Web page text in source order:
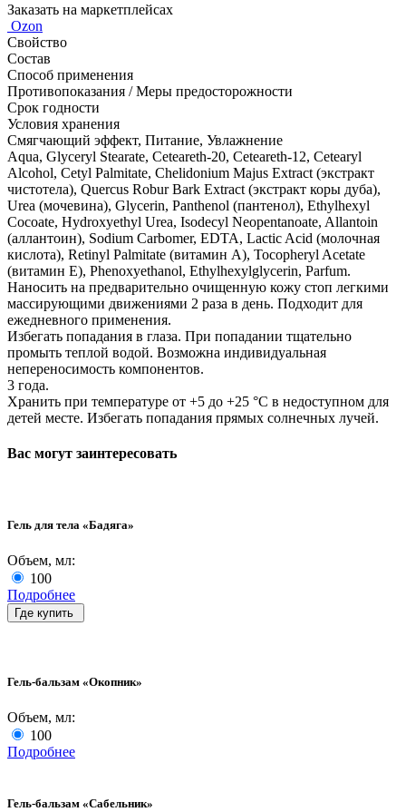
Заказать на маркетплейсах
Ozon
Свойство
Состав
Способ применения
Противопоказания / Меры предосторожности
Срок годности
Условия хранения
Смягчающий эффект, Питание, Увлажнение
Aqua, Glyceryl Stearate, Ceteareth-20, Ceteareth-12, Cetearyl
Alcohol, Cetyl Palmitate, Chelidonium Majus Extract (экстракт
чистотела), Quercus Robur Bark Extract (экстракт коры дуба),
Urea (мочевина), Glycerin, Panthenol (пантенол), Ethylhexyl
Cocoate, Hydroxyethyl Urea, Isodecyl Neopentanoate, Allantoin
(аллантоин), Sodium Carbomer, EDTA, Lactic Acid (молочная
кислота), Retinyl Palmitate (витамин А), Tocopheryl Acetate
(витамин Е), Phenoxyethanol, Ethylhexylglycerin, Parfum.
Наносить на предварительно очищенную кожу стоп легкими
массирующими движениями 2 раза в день. Подходит для
ежедневного применения.
Избегать попадания в глаза. При попадании тщательно
промыть теплой водой. Возможна индивидуальная
непереносимость компонентов.
3 года.
Хранить при температуре от +5 до +25 °C в недоступном для
детей месте. Избегать попадания прямых солнечных лучей.
Вас могут заинтересовать
Гель для тела «Бадяга»
Объем, мл:
100
Подробнее
Где купить
Гель-бальзам «Окопник»
Объем, мл:
100
Подробнее
Гель-бальзам «Сабельник»